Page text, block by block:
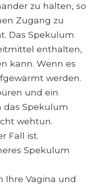
zu halten, so
Zugang zu
Das Spekulum
enthalten,
kann. Wenn es
werden.
und ein
das Spekulum
wehtun.
Fall ist.
Spekulum
Ihre Vagina und